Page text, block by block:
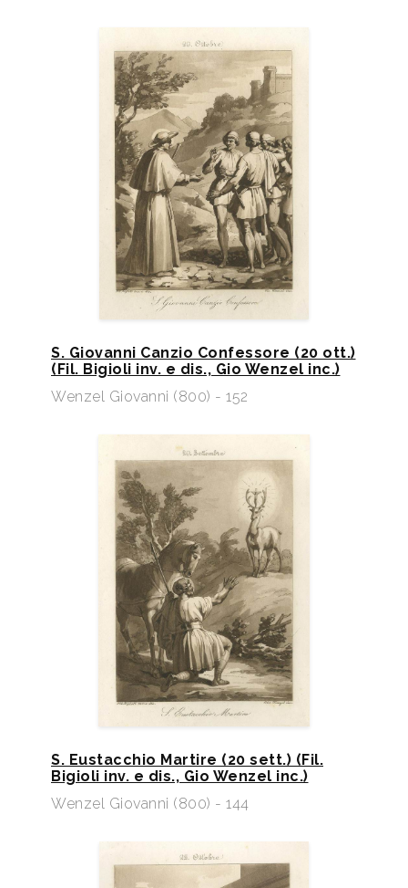
S. Giovanni Canzio Confessore (20 ott.)
(Fil. Bigioli inv. e dis., Gio Wenzel inc.)
Wenzel Giovanni (800) - 152
S. Eustacchio Martire (20 sett.) (Fil.
Bigioli inv. e dis., Gio Wenzel inc.)
Wenzel Giovanni (800) - 144